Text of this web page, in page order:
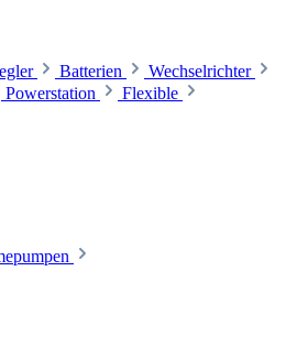
Batterien
Wechselrichter
Powerstation
Flexible